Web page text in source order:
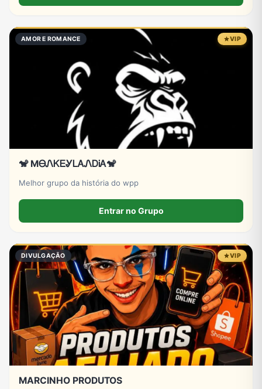
Receitas Redes Sociais Religião Shitpost
Vagas de Empregos
AMOR E ROMANCE VIP
🐒 MᎾᏁᏦᎬᎽᏞᎪᏁᎠᎥᎪ🐒
Melhor grupo da história do wpp
Entrar no Grupo
DIVULGAÇÃO VIP
MARCINHO PRODUTOS